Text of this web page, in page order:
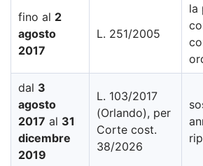
fino al 2
agosto
2017
L. 251/2005
la
dal 3
agosto
2017 al 31
dicembre
2019
L. 103/2017
(Orlando), per
Corte cost.
38/2026